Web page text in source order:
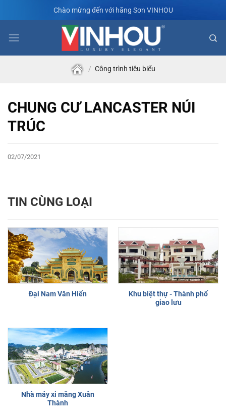
to
Chào mừng đến với hãng Sơn VINHOU
/ Công trình tiêu biểu
CHUNG CƯ LANCASTER NÚI
TRÚC
02/07/2021
TIN CÙNG LOẠI
Đại Nam Văn Hiến
Khu biệt thự - Thành phố
giao lưu
Nhà máy xi măng Xuân
Thành